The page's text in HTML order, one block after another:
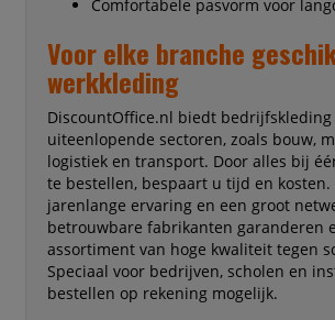
Comfortabele pasvorm voor
Voor elke branche
werkkleding
DiscountOffice.nl biedt bedrijfskleding
uiteenlopende sectoren, zoals bouw,
logistiek en transport. Door alles bij
te bestellen, bespaart u tijd en kosten.
jarenlange ervaring en een groot
betrouwbare fabrikanten garanderen
assortiment van hoge kwaliteit tegen
Speciaal voor bedrijven, scholen en
bestellen op rekening mogelijk.